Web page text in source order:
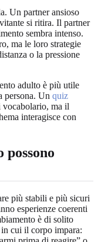
Un partner ansioso
si ritira. Il partner
sembra intenso.
ma le loro strategie
o la pressione
adulto è più utile
persona. Un quiz
vocabolario, ma il
interagisce con
più stabili e più sicuri
esperienze coerenti
è di solito
in cui il corpo impara: